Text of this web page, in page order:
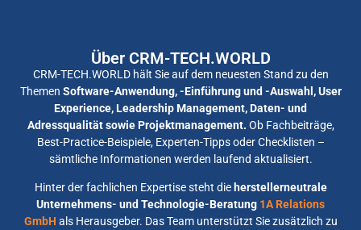
Über CRM-TECH.WORLD
CRM-TECH.WORLD hält Sie auf dem neuesten Stand zu den
Themen Software-Anwendung, -Einführung und -Auswahl, User
Experience, Leadership Management, Daten- und
Adressqualität sowie Projektmanagement. Ob Fachbeiträge,
Best-Practice-Beispiele, Experten-Tipps oder Checklisten –
sämtliche Informationen werden laufend aktualisiert.
Hinter der fachlichen Expertise steht die herstellerneutrale
Unternehmens- und Technologie-Beratung 1A Relations
GmbH als Herausgeber. Das Team unterstützt Sie zusätzlich zu